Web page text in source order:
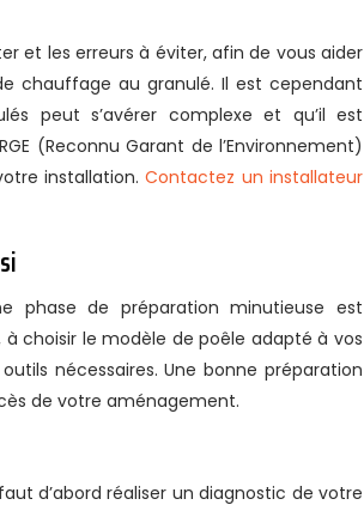
et les erreurs à éviter, afin de vous aider
chauffage au granulé. Il est cependant
peut s’avérer complexe et qu’il est
(Reconnu Garant de l’Environnement)
installation.Contactez un installateur
phase de préparation minutieuse est
choisir le modèle de poêle adapté à vos
nécessaires. Une bonne préparation
de votre aménagement.
d’abord réaliser un diagnostic de votre